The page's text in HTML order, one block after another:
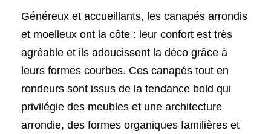
Généreux et accueillants, les canapés arrondis
et moelleux ont la côte : leur confort est très
agréable et ils adoucissent la déco grâce à
leurs formes courbes. Ces canapés tout en
rondeurs sont issus de la tendance bold qui
privilégie des meubles et une architecture
arrondie, des formes organiques familières et